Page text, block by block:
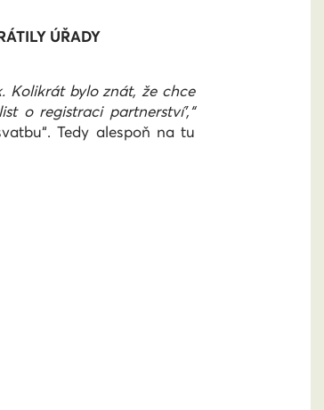
ÚŘADY
Kolikrát bylo znát, že chce
o registraci partnerství',“
Tedy alespoň na tu